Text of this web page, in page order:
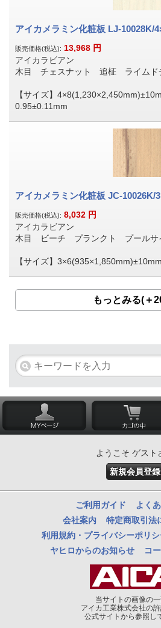
アイカメラミン化粧板 LJ-10028K/
販売価格(税込): 13,968 円
アイカラビアン
木目 チェスナット 追柾 ライムド
【サイズ】
0.95±0.11mm
アイカメラミン化粧板 JC-10026K/
販売価格(税込): 8,032 円
アイカラビアン
木目 ビーチ プランクト プールサ
【サイズ】
もっとみる(＋
ようこそ ゲスト
新規会員登録
ご利用ガイド
よく
会社案内
特定商取引法
利用規約・プライバシーポリ
ヤヒロからのお知らせ
コ
当サイトの画像の
アイカ工業株式会社の
公式サイトから参照し